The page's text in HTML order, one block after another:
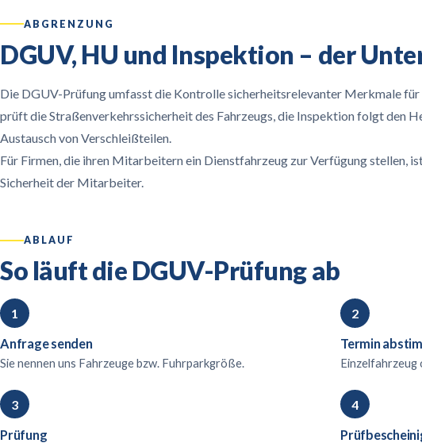
ABGRENZUNG
DGUV, HU und Inspektion – der
Die DGUV-Prüfung umfasst die Kontrolle sicherheitsrelevanter Merkmale für
prüft die Straßenverkehrssicherheit des Fahrzeugs, die Inspektion folgt den
Austausch von Verschleißteilen.
Für Firmen, die ihren Mitarbeitern ein Dienstfahrzeug zur Verfügung stellen,
Sicherheit der Mitarbeiter.
ABLAUF
So läuft die DGUV-Prüfung ab
Anfrage senden
Sie nennen uns Fahrzeuge bzw. Fuhrparkgröße.
Termin
Einzelfahrzeug
Prüfung